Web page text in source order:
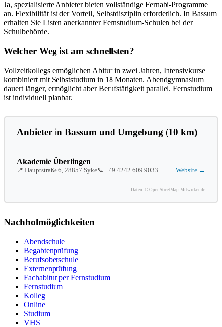
Ja, spezialisierte Anbieter bieten vollständige Fernabi-Programme
an. Flexibilität ist der Vorteil, Selbstdisziplin erforderlich. In Bassum
erhalten Sie Listen anerkannter Fernstudium-Schulen bei der
Schulbehörde.
Welcher Weg ist am schnellsten?
Vollzeitkollegs ermöglichen Abitur in zwei Jahren, Intensivkurse
kombiniert mit Selbststudium in 18 Monaten. Abendgymnasium
dauert länger, ermöglicht aber Berufstätigkeit parallel. Fernstudium
ist individuell planbar.
Anbieter in Bassum und Umgebung (10 km)
Akademie Überlingen
📍 Hauptstraße 6, 28857 Syke📞 +49 4242 609 9033 Website →
Daten: © OpenStreetMap-Mitwirkende
Nachholmöglichkeiten
Abendschule
Begabtenprüfung
Berufsoberschule
Externenprüfung
Fachabitur per Fernstudium
Fernstudium
Kolleg
Online
Studium
VHS